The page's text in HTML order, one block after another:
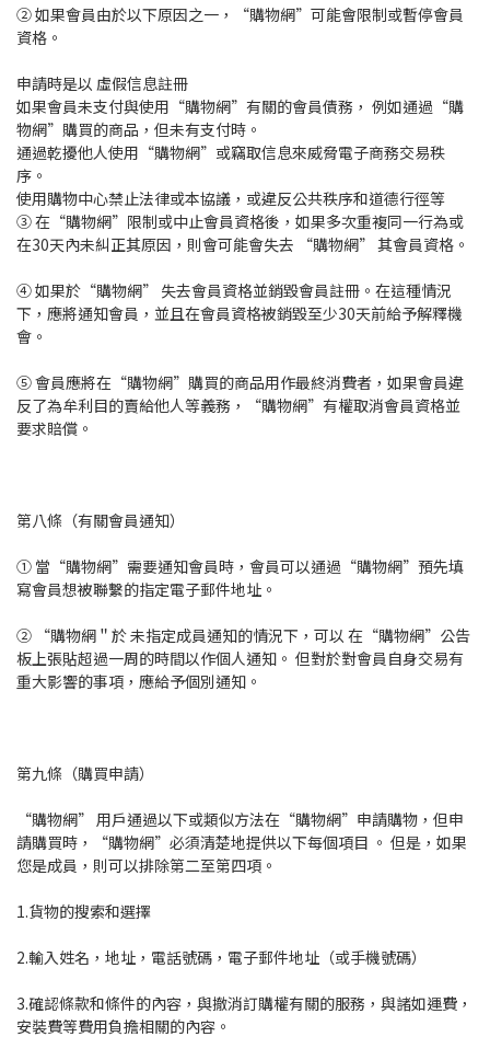
② 如果會員由於以下原因之一，“購物網”可能會限制或暫停會員
資格。
申請時是以 虛假信息註冊
如果會員未支付與使用“購物網”有關的會員債務， 例如通過“購
物網”購買的商品，但未有支付時。
通過乾擾他人使用“購物網”或竊取信息來威脅電子商務交易秩
序。
使用購物中心禁止法律或本協議，或違反公共秩序和道德行徑等
③ 在“購物網”限制或中止會員資格後，如果多次重複同一行為或
在30天內未糾正其原因，則會可能會失去 “購物網” 其會員資格。
④ 如果於“購物網” 失去會員資格並銷毀會員註冊。在這種情況
下，應將通知會員，並且在會員資格被銷毀至少30天前給予解釋機
會。
⑤ 會員應將在“購物網”購買的商品用作最終消費者，如果會員違
反了為牟利目的賣給他人等義務，“購物網”有權取消會員資格並
要求賠償。
第八條（有關會員通知）
① 當“購物網”需要通知會員時，會員可以通過“購物網”預先填
寫會員想被聯繫的指定電子郵件地址。
② “購物網＂於 未指定成員通知的情況下，可以 在“購物網”公告
板上張貼超過一周的時間以作個人通知。 但對於對會員自身交易有
重大影響的事項，應給予個別通知。
第九條（購買申請）
“購物網” 用戶通過以下或類似方法在“購物網”申請購物，但申
請購買時，“購物網”必須清楚地提供以下每個項目 。 但是，如果
您是成員，則可以排除第二至第四項。
1.貨物的搜索和選擇
2.輸入姓名，地址，電話號碼，電子郵件地址（或手機號碼）
3.確認條款和條件的內容，與撤消訂購權有關的服務，與諸如運費，
安裝費等費用負擔相關的內容。